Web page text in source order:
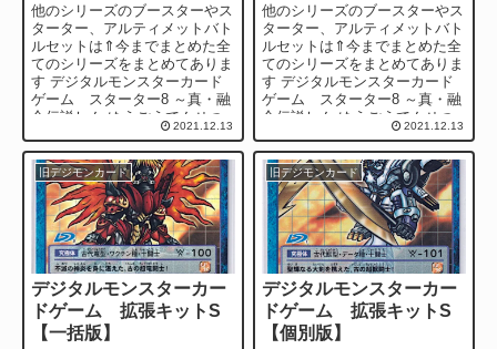
他のシリーズのブースターやス
ターター、アルティメットバト
ルセットは⇑今までまとめた全
てのシリーズをまとめてありま
す デジタルモンスターカード
ゲーム スターター8 ～真・融
合伝説しん ゆうごうでんせつ
2021.12.13
他のシリーズのブースターやス
ターター、アルティメットバト
ルセットは⇑今までまとめた全
てのシリーズをまとめてありま
す デジタルモンスターカード
ゲーム スターター8 ～真・融
合伝説しん ゆうごうでんせつ
2021.12.13
旧デジモンカード
デジタルモンスターカー
ドゲーム 拡張キットS
【一括版】
旧デジモンカード
デジタルモンスターカー
ドゲーム 拡張キットS
【個別版】